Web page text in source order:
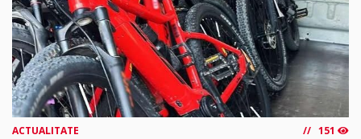
ACTUALITATE 151